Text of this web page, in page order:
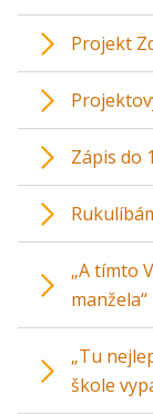
Projekt
Zápis do
„A tímto
manžela“
„Tu
škole